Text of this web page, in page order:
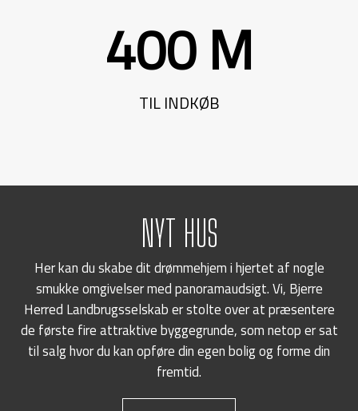
400 M
TIL INDKØB
NYT HUS
Her kan du skabe dit drømmehjem i hjertet af nogle
smukke omgivelser med panoramaudsigt. Vi, Bjerre
Herred Landbrugsselskab er stolte over at præsentere
de første fire attraktive byggegrunde, som netop er sat
til salg hvor du kan opføre din egen bolig og forme din
fremtid.